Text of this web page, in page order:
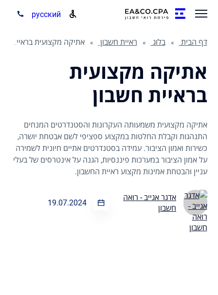
русский
דף הבית בלוג ראיית חשבון אתיקה מקצועית בראיית חשבון
אתיקה מקצועית
בראיית חשבון
אתיקה מקצועית משמעותה העקרונות והסטנדרטים המנחים
התנהגות וקבלת החלטות במקצוע ספציפי לשם אבטחת יושרה,
כשירות ואמון הציבור. עמידה בסטנדרטים אתיים חיונית לשמירה
על אמון הציבור במערכות פיננסיות, הגנה על אינטרסים של בעלי
עניין והבטחת אמינות מקצוע ראיית החשבון.
אדגר אגייב - רואה
חשבון
19.07.2024